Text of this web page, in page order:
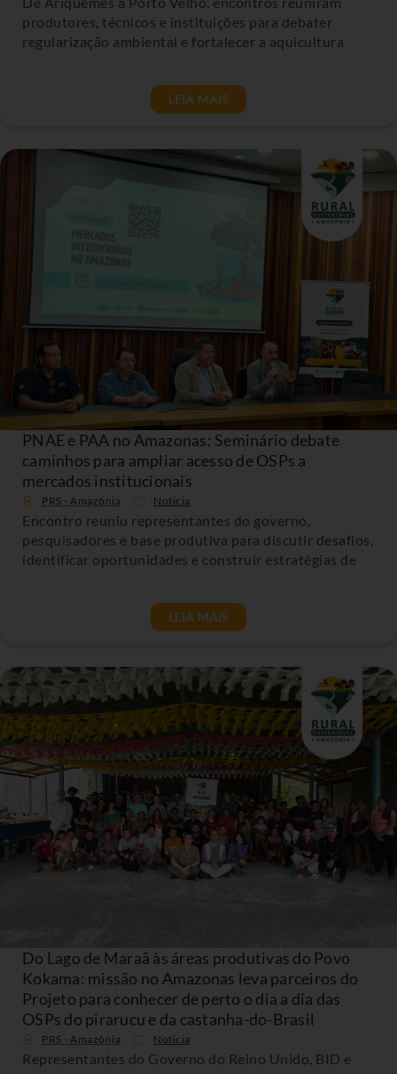
produtores, técnicos e instituições para debater
regularização ambiental e fortalecer a aquicultura
LEIA MAIS
PNAE e PAA no Amazonas: Seminário debate
caminhos para ampliar acesso de OSPs a
mercados institucionais
PRS - Amazônia Noticia
Encontro reuniu representantes do governo,
pesquisadores e base produtiva para discutir desafios,
identificar oportunidades e construir estratégias de
LEIA MAIS
Do Lago de Maraã às áreas produtivas do Povo
Kokama: missão no Amazonas leva parceiros do
Projeto para conhecer de perto o dia a dia das
OSPs do pirarucu e da castanha-do-Brasil
PRS - Amazônia Noticia
Representantes do Governo do Reino Unido, BID e